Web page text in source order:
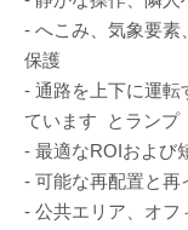
- へこみ、気象要
保護
- 通路を上下に運転
ています とランプ
- 最適なROIおよび
- 可能な再配置と再
- 公共エリア、オフ